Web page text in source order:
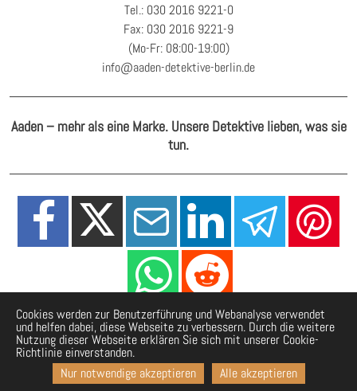
Tel.: 030 2016 9221-0
Fax: 030 2016 9221-9
(Mo-Fr: 08:00-19:00)
info@aaden-detektive-berlin.de
Aaden – mehr als eine Marke. Unsere Detektive lieben, was sie
tun.
Cookies werden zur Benutzerführung und Webanalyse verwendet
und helfen dabei, diese Webseite zu verbessern. Durch die weitere
Nutzung dieser Webseite erklären Sie sich mit unserer Cookie-
Richtlinie einverstanden.
Nur notwendige akzeptieren
Alle akzeptieren